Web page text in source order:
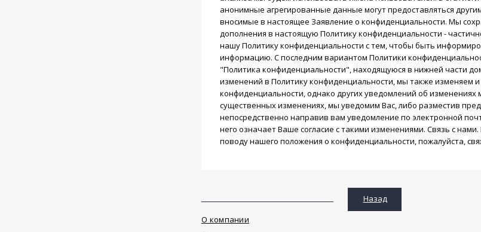
анонимные агрегированные данные могут предоставляться
вносимые в настоящее Заявление о конфиденциальности. Мы
дополнения в настоящую Политику конфиденциальности -
нашу Политику конфиденциальности с тем, чтобы быть
информацию. С последним вариантом Политики
"Политика конфиденциальности", находящуюся в нижней части
изменений в Политику конфиденциальности, мы также изменяем
конфиденциальности, однако других уведомлений об
существенных изменениях, мы уведомим Вас, либо разместив
непосредственно направив вам уведомление по электронной
него означает Ваше согласие с такими изменениями. Связь с
поводу нашего положения о конфиденциальности, пожалуйста,
О компании
Назад